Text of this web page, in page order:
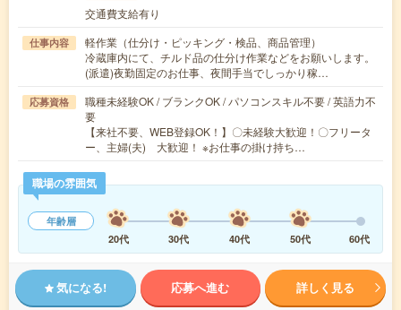
交通費支給有り
仕事内容
軽作業（仕分け・ピッキング・検品、商品管理）
冷蔵庫内にて、チルド品の仕分け作業などをお願いします。
(派遣)夜勤固定のお仕事、夜間手当でしっかり稼…
応募資格
職種未経験OK / ブランクOK / パソコンスキル不要 / 英語力不
要
【来社不要、WEB登録OK！】〇未経験大歓迎！〇フリータ
ー、主婦(夫) 大歓迎！ ※お仕事の掛け持ち…
職場の雰囲気
年齢層
20代
30代 40代 50代 60代
気になる! 応募へ進む 詳しく見る